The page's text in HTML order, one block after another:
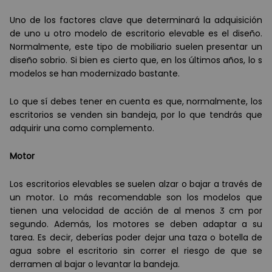
Uno de los factores clave que determinará la adquisición
de uno u otro modelo de escritorio elevable es el diseño.
Normalmente, este tipo de mobiliario suelen presentar un
diseño sobrio. Si bien es cierto que, en los últimos años, lo s
modelos se han modernizado bastante.
Lo que sídebes tener en cuenta es que, normalmente, los
escritorios se venden sin bandeja, por lo que tendrás que
adquirir una como complemento.
Motor
Los escritorios elevables se suelen alzar o bajar a través de
un motor. Lo más recomendable son los modelos que
tienen una velocidad de acción de al menos 3 cm por
segundo. Además, los motores se deben adaptar a su
tarea. Es decir, deberías poder dejar una taza o botella de
agua sobre el escritorio sin correr el riesgo de que se
derramen al bajar o levantar la bandeja.